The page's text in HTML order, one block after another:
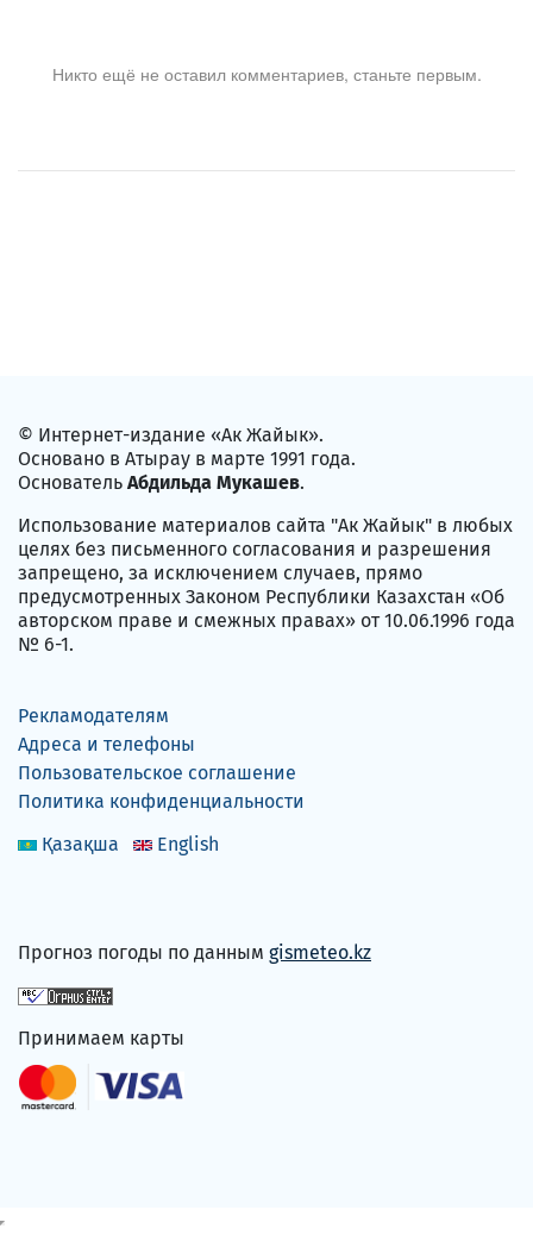
Никто ещё не оставил комментариев, станьте первым.
© Интернет-издание «Ак Жайык».
Основано в Атырау в марте 1991 года.
Основатель Абдильда Мукашев.
Использование материалов сайта "Ак Жайык" в любых
целях без письменного согласования и разрешения
запрещено, за исключением случаев, прямо
предусмотренных Законом Республики Казахстан «Об
авторском праве и смежных правах» от 10.06.1996 года
№ 6-1.
Рекламодателям
Адреса и телефоны
Пользовательское соглашение
Политика конфиденциальности
Қазақша
English
Прогноз погоды по данным gismeteo.kz
Принимаем карты